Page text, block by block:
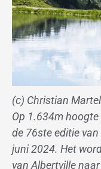
(c) Christian
Op 1.634m
de 76ste editie
juni 2024. Het
van Albertville